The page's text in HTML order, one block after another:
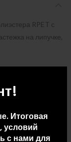
Итоговая
условий
с нами для
RPET с
на липучке,